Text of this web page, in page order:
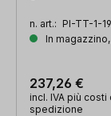
n. art.: PI-TT-1-19
In
237,26 €
incl. IVA più costi
spedizione